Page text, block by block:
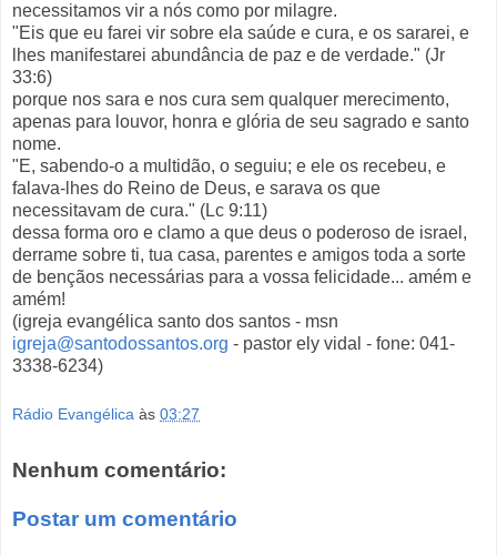
necessitamos vir a nós como por milagre.
"Eis que eu farei vir sobre ela saúde e cura, e os sararei, e
lhes manifestarei abundância de paz e de verdade." (Jr
33:6)
porque nos sara e nos cura sem qualquer merecimento,
apenas para louvor, honra e glória de seu sagrado e santo
nome.
"E, sabendo-o a multidão, o seguiu; e ele os recebeu, e
falava-lhes do Reino de Deus, e sarava os que
necessitavam de cura." (Lc 9:11)
dessa forma oro e clamo a que deus o poderoso de israel,
derrame sobre ti, tua casa, parentes e amigos toda a sorte
de bençãos necessárias para a vossa felicidade... amém e
amém!
(igreja evangélica santo dos santos - msn
igreja@santodossantos.org - pastor ely vidal - fone: 041-
3338-6234)
Rádio Evangélica às 03:27
Nenhum comentário:
Postar um comentário